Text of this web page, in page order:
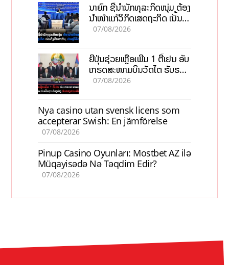
ນາຍົກ ຊີ້ນຳນັກທຸລະກິດໜຸ່ມ ຕ້ອງ
ນຳໜ້າແກ້ວິກິດເສດຖະກິດ ເນັ້ນດຶງ
ທຶນສາກົນ, ຫັນສູ່ດິຈິຕອນ
07/08/2026
ຍີ່ປຸ່ນຊ່ວຍເຫຼືອເພີ່ມ 1 ຕື້ເຢນ ອັບ
ເກຣດສະໜາມບິນວັດໄຕ ຮັບຮອງ
ການເຕີບໂຕ
07/08/2026
Nya casino utan svensk licens som
accepterar Swish: En jämförelse
07/08/2026
Pinup Casino Oyunları: Mostbet AZ ilə
Müqayisədə Nə Təqdim Edir?
07/08/2026